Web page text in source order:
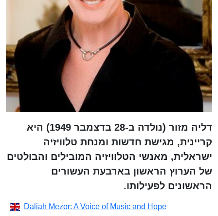
דליה מזור (נולדה ב-28 בדצמבר 1949) היא
קריינית, מגישת חדשות ומנחת טלוויזיה
ישראלית, מאנשי הטלוויזיה המובילים והבולטים
של הערוץ הראשון בארבעת העשורים
הראשונים לפעילותו.
Daliah Mezor: A Voice of Music and Hope